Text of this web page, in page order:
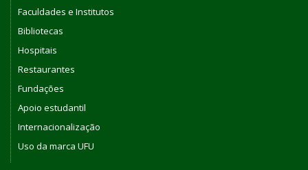
Faculdades e Institutos
Bibliotecas
Hospitais
Restaurantes
Fundações
Apoio estudantil
Internacionalização
Uso da marca UFU